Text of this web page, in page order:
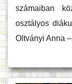
számaiban
osztályos
Oltványi Anna –